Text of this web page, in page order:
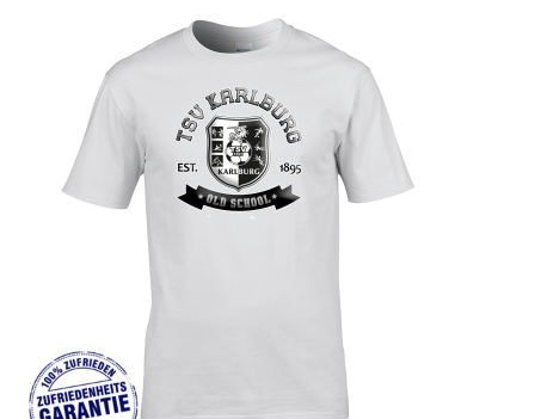
Aufkleber & Handys & Mousepads
Taschen
Polo`s & Hemden
Wimpel & Fanschal & Schirme
Kappen & Mützen
Alles fürs Bad
Leinwände und Kissen
Alles für die Kids
Long Sleeve & Tank Top